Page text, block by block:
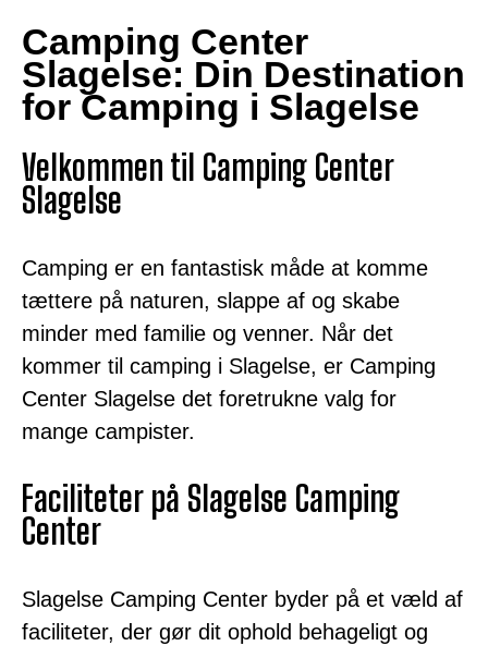
Camping Center
Slagelse: Din Destination
for Camping i Slagelse
Velkommen til Camping Center
Slagelse
Camping er en fantastisk måde at komme
tættere på naturen, slappe af og skabe
minder med familie og venner. Når det
kommer til camping i Slagelse, er Camping
Center Slagelse det foretrukne valg for
mange campister.
Faciliteter på Slagelse Camping
Center
Slagelse Camping Center byder på et væld af
faciliteter, der gør dit ophold behageligt og